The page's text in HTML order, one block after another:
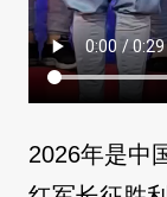
2026年是中